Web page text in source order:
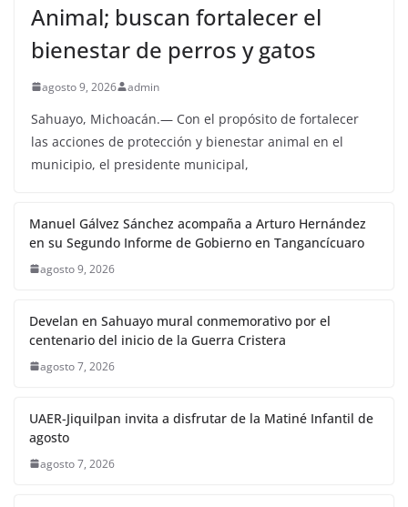
Animal; buscan fortalecer el
bienestar de perros y gatos
agosto 9, 2026 admin
Sahuayo, Michoacán.— Con el propósito de fortalecer
las acciones de protección y bienestar animal en el
municipio, el presidente municipal,
Manuel Gálvez Sánchez acompaña a Arturo Hernández
en su Segundo Informe de Gobierno en Tangancícuaro
agosto 9, 2026
Develan en Sahuayo mural conmemorativo por el
centenario del inicio de la Guerra Cristera
agosto 7, 2026
UAER-Jiquilpan invita a disfrutar de la Matiné Infantil de
agosto
agosto 7, 2026